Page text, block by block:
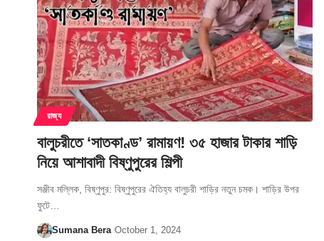
রাজ্য
বালুচরীতে ‘সাতকাণ্ড’ রামায়ণ! ৩৫ হাজার টাকার শাড়ি
নিয়ে আশাবাদী বিষ্ণুপুরের শিল্পী
সঞ্জীব মল্লিক, বিষ্ণুপুর: বিষ্ণুপুরের ঐতিহ্য বালুচরী শাড়ির নতুন চমক। শাড়ির উপর
ফুটে…
Sumana Bera October 1, 2024